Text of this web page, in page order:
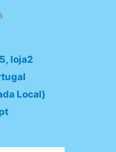
loja2
Local)